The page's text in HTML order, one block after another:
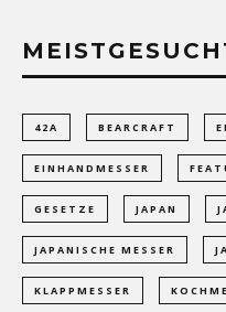
42A BEARCRAFT
EINHANDMESSER
GESETZE JAPAN
JAPANISCHE MESSER
KLAPPMESSER